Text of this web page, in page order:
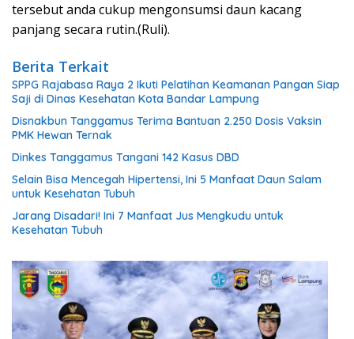
tersebut anda cukup mengonsumsi daun kacang
panjang secara rutin.(Ruli).
Berita Terkait
SPPG Rajabasa Raya 2 Ikuti Pelatihan Keamanan Pangan Siap
Saji di Dinas Kesehatan Kota Bandar Lampung
Disnakbun Tanggamus Terima Bantuan 2.250 Dosis Vaksin
PMK Hewan Ternak
Dinkes Tanggamus Tangani 142 Kasus DBD
Selain Bisa Mencegah Hipertensi, Ini 5 Manfaat Daun Salam
untuk Kesehatan Tubuh
Jarang Disadari! Ini 7 Manfaat Jus Mengkudu untuk
Kesehatan Tubuh